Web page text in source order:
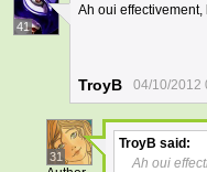
41
Ah oui
TroyB 04/10/2012
31
TroyB said:
Ah oui